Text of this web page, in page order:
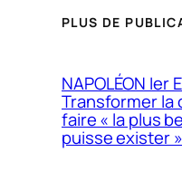
PLUS DE
NAPOLÉON Ier
Transformer la
faire « la plus
puisse exister »